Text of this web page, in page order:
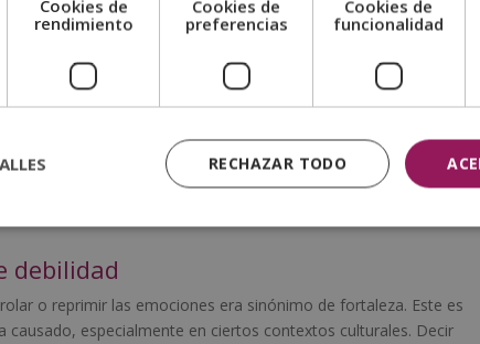
hacemos.
oculto esperando ser desbloqueado. Pero la realidad es
complejo y activo.
debilidad
o reprimir las emociones era sinónimo de fortaleza. Este es
especialmente en ciertos contextos culturales. Decir
Cookies de
rendimiento
Cookies de
preferencias
Cookies de
funcionalidad
RECHAZAR TODO